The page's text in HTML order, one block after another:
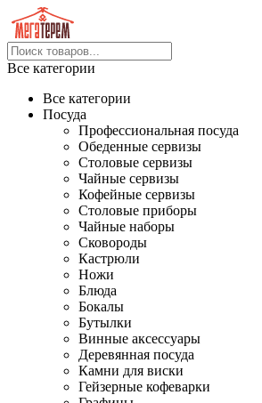
Все категории
Все категории
Посуда
Профессиональная посуда
Обеденные сервизы
Столовые сервизы
Чайные сервизы
Кофейные сервизы
Столовые приборы
Чайные наборы
Сковороды
Кастрюли
Ножи
Блюда
Бокалы
Бутылки
Винные аксессуары
Деревянная посуда
Камни для виски
Гейзерные кофеварки